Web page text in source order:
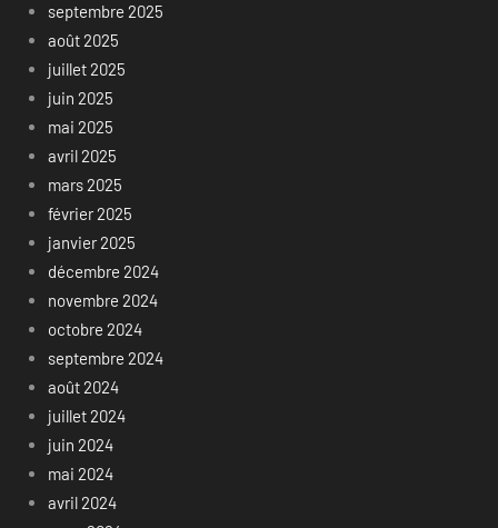
septembre 2025
août 2025
juillet 2025
juin 2025
mai 2025
avril 2025
mars 2025
février 2025
janvier 2025
décembre 2024
novembre 2024
octobre 2024
septembre 2024
août 2024
juillet 2024
juin 2024
mai 2024
avril 2024